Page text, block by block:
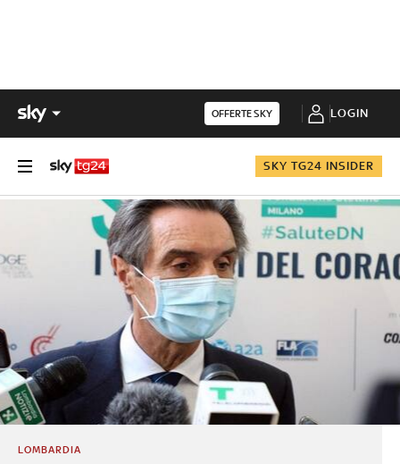
OFFERTE SKY LOGIN
SKY TG24 INSIDER
LOMBARDIA